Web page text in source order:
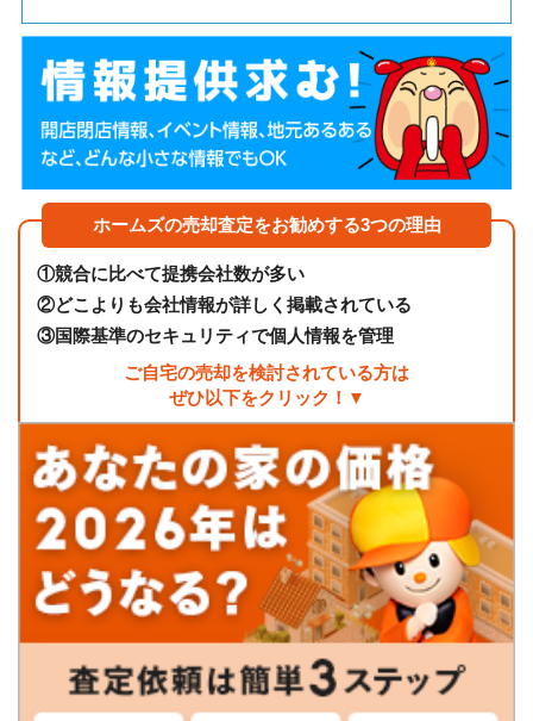
ホームズの売却査定をお勧めする3つの理由
①競合に比べて提携会社数が多い
②どこよりも会社情報が詳しく掲載されている
③国際基準のセキュリティで個人情報を管理
ご自宅の売却を検討されている方は
ぜひ以下をクリック！▼